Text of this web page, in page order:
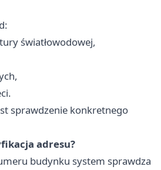
światłowodowej,
sprawdzenie konkretnego
adresu?
budynku system sprawdza